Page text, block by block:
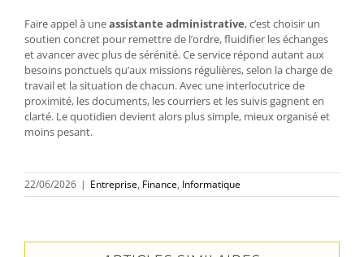
Faire appel à uneassistante administrative, c’est choisir un
soutien concret pour remettre de l’ordre, fluidifier les échanges
et avancer avec plus de sérénité. Ce service répond autant aux
besoins ponctuels qu’aux missions régulières, selon la charge de
travail et la situation de chacun. Avec une interlocutrice de
proximité, les documents, les courriers et les suivis gagnent en
clarté. Le quotidien devient alors plus simple, mieux organisé et
moins pesant.
22/06/2026 | Entreprise, Finance, Informatique